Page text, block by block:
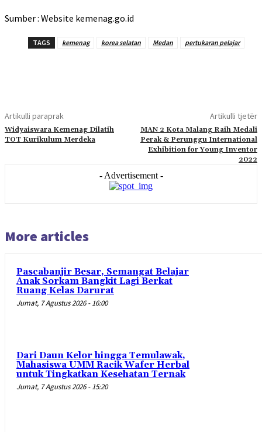
Sumber : Website kemenag.go.id
TAGS kemenag korea selatan Medan pertukaran pelajar
Artikulli paraprak
Widyaiswara Kemenag Dilatih
TOT Kurikulum Merdeka
Artikulli tjetër
MAN 2 Kota Malang Raih Medali
Perak & Perunggu International
Exhibition for Young Inventor
2022
- Advertisement -
More articles
Pascabanjir Besar, Semangat Belajar
Anak Sorkam Bangkit Lagi Berkat
Ruang Kelas Darurat
Jumat, 7 Agustus 2026 - 16:00
Dari Daun Kelor hingga Temulawak,
Mahasiswa UMM Racik Wafer Herbal
untuk Tingkatkan Kesehatan Ternak
Jumat, 7 Agustus 2026 - 15:20